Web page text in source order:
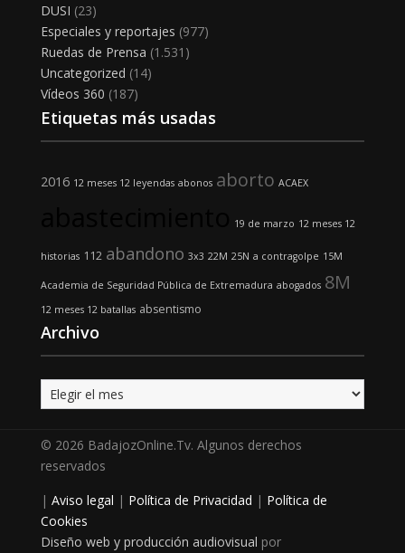
DUSI (23)
Especiales y reportajes (977)
Ruedas de Prensa (1.531)
Uncategorized (14)
Vídeos 360 (187)
Etiquetas más usadas
2016 12 meses 12 leyendas abonos aborto ACAEX
19 de marzo 12 meses 12
historias 112 abandono 3x3 22M 25N a contragolpe 15M
Academia de Seguridad Pública de Extremadura abogados 8M
12 meses 12 batallas absentismo
Archivo
Archivo
© 2026 BadajozOnline.Tv. Algunos derechos
reservados
| Aviso legal | Política de Privacidad | Política de
Cookies
Diseño web y producción audiovisual por